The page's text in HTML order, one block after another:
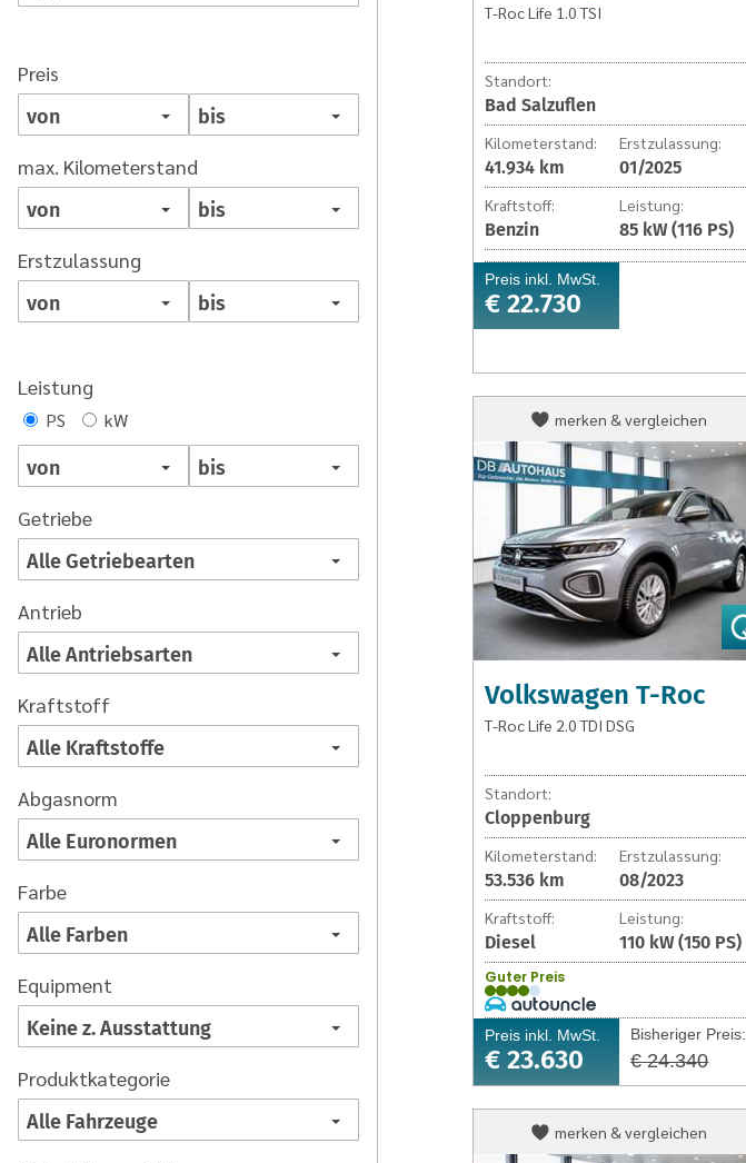
Preis
max. Kilometerstand
Erstzulassung
Leistung
PS kW
Getriebe
Antrieb
Kraftstoff
Abgasnorm
Farbe
Equipment
Produktkategorie
T-Roc Life 1.0 TSI
Standort:
Bad Salzuflen
Kilometerstand:
41.934 km
Erstzulassung:
01/2025
Kraftstoff:
Benzin
Leistung:
85 kW (116 PS)
Preis inkl. MwSt.
€ 22.730
Volkswagen
T-
Roc
T-
Life
2.0
TDI
DSG
merken & vergleichen
Volkswagen T-Roc
T-Roc Life 2.0 TDI DSG
Standort:
Cloppenburg
Kilometerstand:
53.536 km
Erstzulassung:
08/2023
Kraftstoff:
Diesel
Leistung:
110 kW (150 PS)
Guter Preis
Preis inkl. MwSt.
€ 23.630
Bisheriger Preis:
€ 24.340
Volkswagen
T-
merken & vergleichen